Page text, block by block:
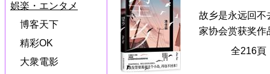
娯楽・エンタメ
博客天下
精彩OK
大衆電影
故乡是永远回不
家协会赏获奖作
全216